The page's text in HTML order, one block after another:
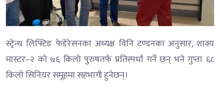
स्ट्रेन्थ लिफ्टिङ फेडेरेसनका अध्यक्ष विनि टण्डनका अनुसार, शाक्य
मास्टर–२ को ७६ किलो पुरुषतर्फ प्रतिस्पर्धा गर्ने छन् भने गुप्ता ६८
किलो सिनियर समूहमा सहभागी हुनेछन्।